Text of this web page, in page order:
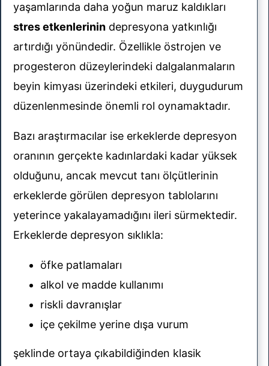
yaşamlarında daha yoğun maruz kaldıkları
stres etkenlerinin depresyona yatkınlığı
artırdığı yönündedir. Özellikle östrojen ve
progesteron düzeylerindeki dalgalanmaların
beyin kimyası üzerindeki etkileri, duygudurum
düzenlenmesinde önemli rol oynamaktadır.
Bazı araştırmacılar ise erkeklerde depresyon
oranının gerçekte kadınlardaki kadar yüksek
olduğunu, ancak mevcut tanı ölçütlerinin
erkeklerde görülen depresyon tablolarını
yeterince yakalayamadığını ileri sürmektedir.
Erkeklerde depresyon sıklıkla:
öfke patlamaları
alkol ve madde kullanımı
riskli davranışlar
içe çekilme yerine dışa vurum
şeklinde ortaya çıkabildiğinden klasik